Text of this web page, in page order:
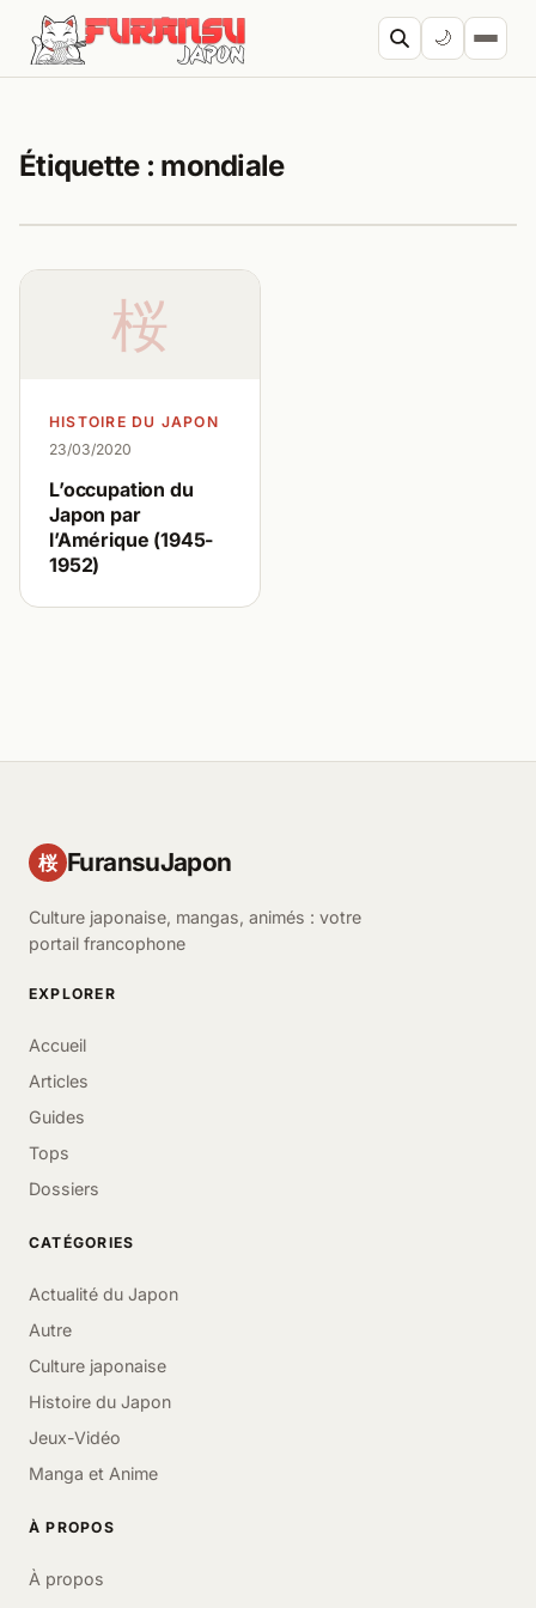
Aller au contenu
🌙
Étiquette : mondiale
桜
HISTOIRE DU JAPON
23/03/2020
L’occupation du
Japon par
l’Amérique (1945-
1952)
桜 FuransuJapon
Culture japonaise, mangas, animés : votre
portail francophone
EXPLORER
Accueil
Articles
Guides
Tops
Dossiers
CATÉGORIES
Actualité du Japon
Autre
Culture japonaise
Histoire du Japon
Jeux-Vidéo
Manga et Anime
À PROPOS
À propos